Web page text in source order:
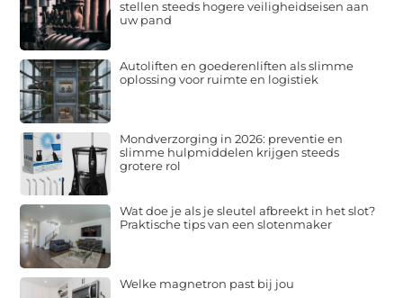
stellen steeds hogere veiligheidseisen aan
uw pand
Autoliften en goederenliften als slimme
oplossing voor ruimte en logistiek
Mondverzorging in 2026: preventie en
slimme hulpmiddelen krijgen steeds
grotere rol
Wat doe je als je sleutel afbreekt in het slot?
Praktische tips van een slotenmaker
Welke magnetron past bij jou